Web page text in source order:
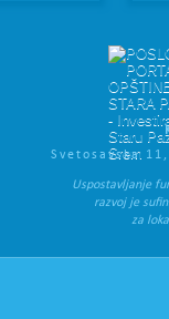
Svetosavska
Uspostavljanje
razvoj je
za